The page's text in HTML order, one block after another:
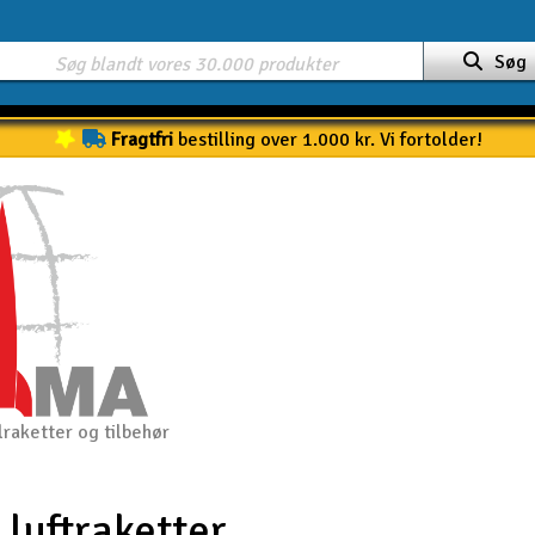
Søg
Fragtfribestilling over 1.000 kr. Vi fortolder!
og tilbehør